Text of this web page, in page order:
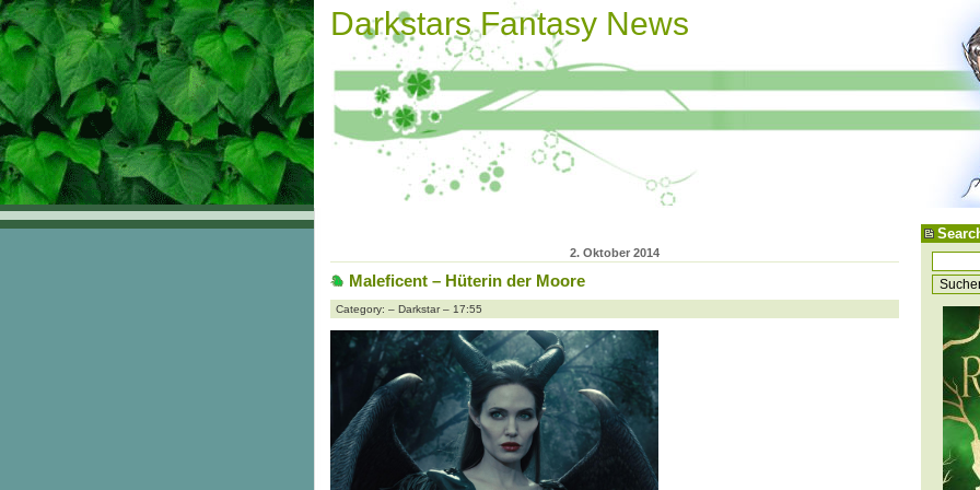
Darkstars Fantasy News
2. Oktober 2014
Maleficent – Hüterin der Moore
Category: – Darkstar – 17:55